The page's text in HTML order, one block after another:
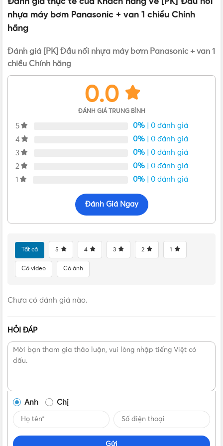
Đầu nối nhựa máy bơm nước Panasonic và van 1 chiều
Liên hệ mua [PK] Đầu nối nhựa máy bơm
Panasonic + van 1 chiều Chính hãng Chính hãng,
Vui lòng liên hệ Vật Tư 365 theo các kênh bên dưới để được
tư vấn mua sản phẩm [PK] Đầu nối nhựa máy bơm
nhất nhé! Rất hân hạnh được phục vụ Quý khách.
Đánh giá thực tế của Khách hàng về [PK] Đầu nối
nhựa máy bơm Panasonic + van 1 chiều Chính
hãng
Đánh giá [PK] Đầu nối nhựa máy bơm Panasonic + van 1
chiều Chính hãng
0.0
ĐÁNH GIÁ TRUNG BÌNH
5 0% | 0 đánh giá
4
0% | 0 đánh giá
3
0% | 0 đánh giá
2
0% | 0 đánh giá
1
0% | 0 đánh giá
Đánh Giá Ngay
Tất cả 5 4 3 2 1
Có video Có ảnh
Chưa có đánh giá nào.
HỎI ĐÁP
Anh Chị
Gửi